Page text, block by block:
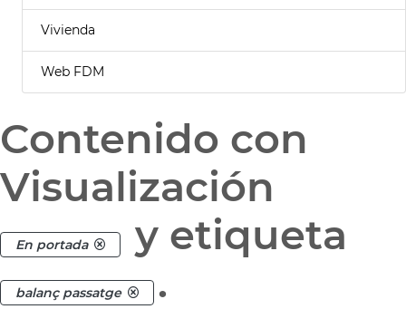
Vivienda
Web FDM
Contenido con
Visualización
En portada y etiqueta
balanç passatge .